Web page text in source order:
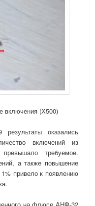
включения (Х500)
оказались
включений из
требуемое.
а также повышение
привело к появлению